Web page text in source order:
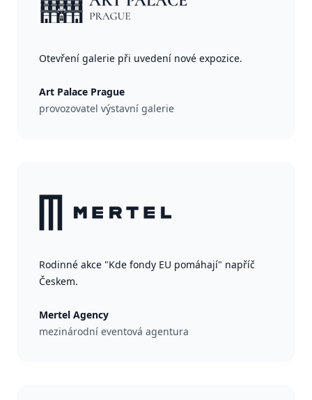
Otevření galerie při uvedení nové expozice.
Art Palace Prague
provozovatel výstavní galerie
Rodinné akce "Kde fondy EU pomáhají" napříč
Českem.
Mertel Agency
mezinárodní eventová agentura